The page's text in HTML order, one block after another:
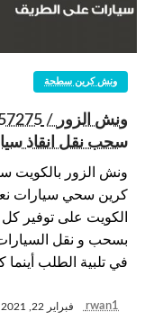
ونش كرين سطحة
سحب نقل انقاذ
ونش الزور بالكويت
كرين سحي سيارات
الكويت على توفير
بسحب و نقل
في تلبية الطلب
rwan1 فبراير 22, 2021